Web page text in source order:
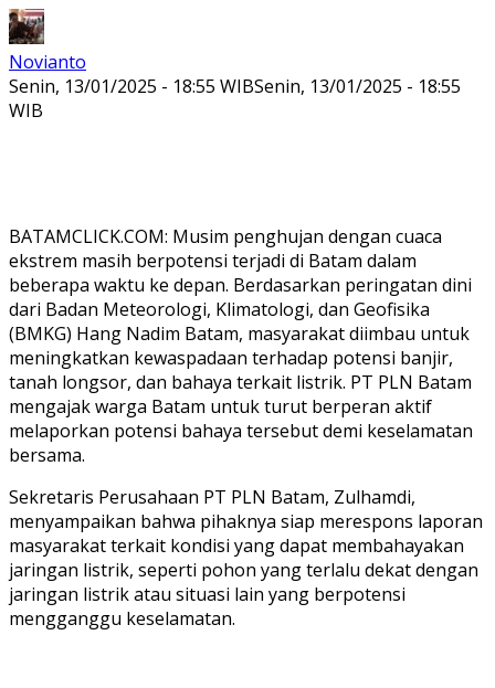
Novianto
Senin, 13/01/2025 - 18:55 WIBSenin, 13/01/2025 - 18:55
WIB
BATAMCLICK.COM: Musim penghujan dengan cuaca
ekstrem masih berpotensi terjadi di Batam dalam
beberapa waktu ke depan. Berdasarkan peringatan dini
dari Badan Meteorologi, Klimatologi, dan Geofisika
(BMKG) Hang Nadim Batam, masyarakat diimbau untuk
meningkatkan kewaspadaan terhadap potensi banjir,
tanah longsor, dan bahaya terkait listrik. PT PLN Batam
mengajak warga Batam untuk turut berperan aktif
melaporkan potensi bahaya tersebut demi keselamatan
bersama.
Sekretaris Perusahaan PT PLN Batam, Zulhamdi,
menyampaikan bahwa pihaknya siap merespons laporan
masyarakat terkait kondisi yang dapat membahayakan
jaringan listrik, seperti pohon yang terlalu dekat dengan
jaringan listrik atau situasi lain yang berpotensi
mengganggu keselamatan.